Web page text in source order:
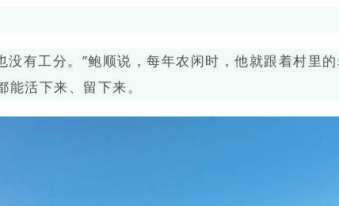
没有工分。”鲍顺说，每年农闲时，他就跟着村里
活下来、留下来。